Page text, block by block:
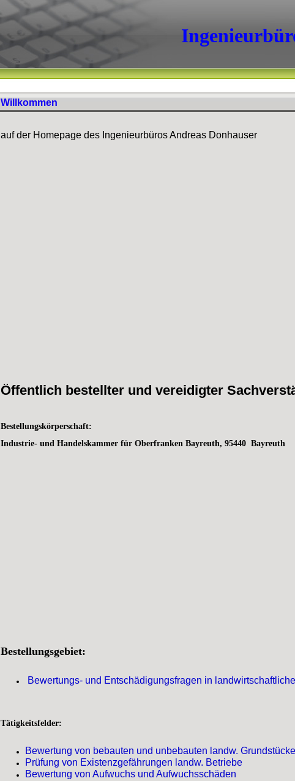
Willkommen
auf der Homepage des Ingenieurbüros Andreas Donhauser
Öffentlich bestellter und vereidigter
Bestellungskörperschaft:
Industrie- und Handelskammer für Oberfranken Bayreuth, 95440 Bayreuth
Bestellungsgebiet:
Bewertungs- und Entschädigungsfragen in
Tätigkeitsfelder:
Bewertung von bebauten und unbebauten landw.
Prüfung von Existenzgefährungen landw. Betriebe
Bewertung von Aufwuchs und Aufwuchsschäden